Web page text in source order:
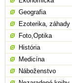
Geografia
Ezoterika, záhady
Foto,Optika
História
Medicína
Náboženstvo